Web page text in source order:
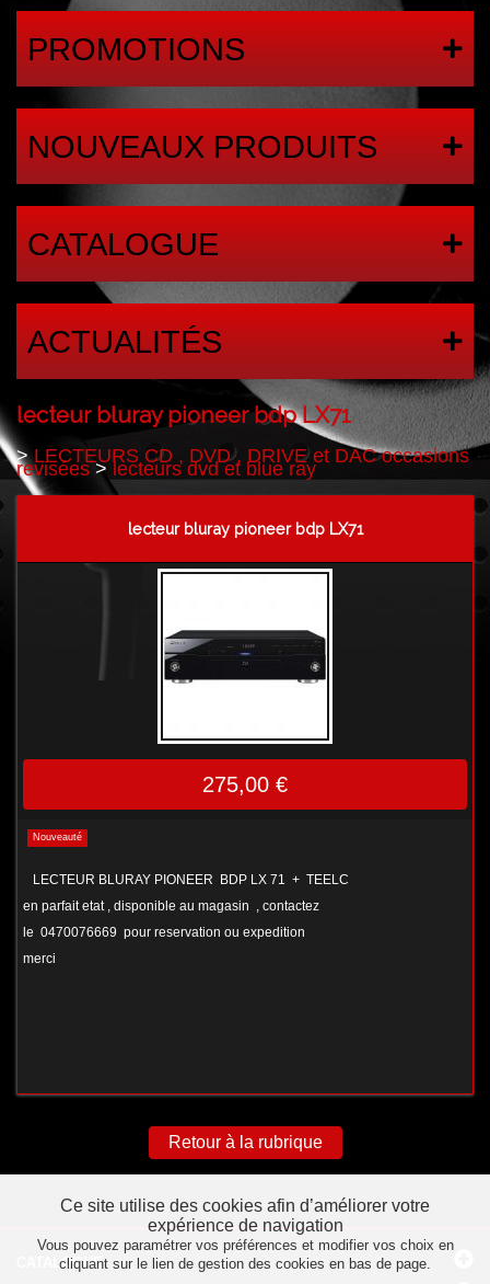
PROMOTIONS
NOUVEAUX PRODUITS
CATALOGUE
ACTUALITÉS
lecteur bluray pioneer bdp LX71
>LECTEURS CD , DVD , DRIVE et DAC occasions
revisées> lecteurs dvd et blue ray
lecteur bluray pioneer bdp LX71
275,00 €
Nouveauté
LECTEUR BLURAY PIONEER BDP LX 71 + TEELC
en parfait etat , disponible au magasin , contactez
le 0470076669 pour reservation ou expedition
merci
Retour à la rubrique
CATALOGUE
Ce site utilise des cookies afin d’améliorer votre
expérience de navigation
Vous pouvez paramétrer vos préférences et modifier vos choix en
cliquant sur le lien de gestion des cookies en bas de page.